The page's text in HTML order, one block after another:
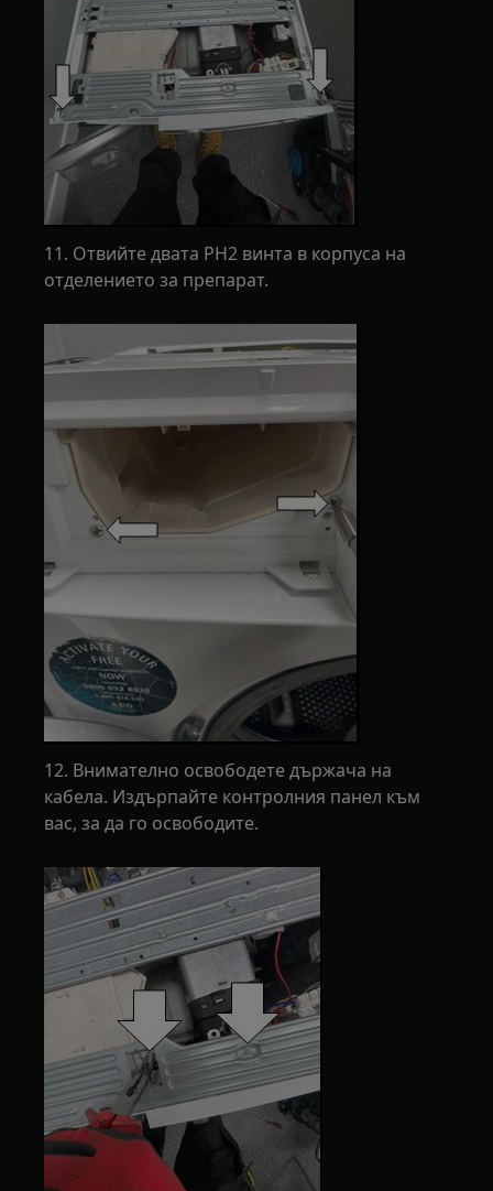
11. Отвийте двата PH2 винта в корпуса на
отделението за препарат.
12. Внимателно освободете държача на
кабела. Издърпайте контролния панел към
вас, за да го освободите.